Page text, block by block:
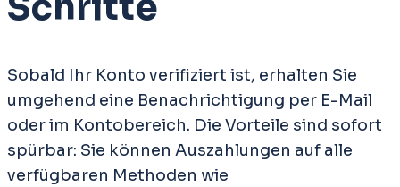
Sobald Ihr Konto verifiziert ist, erhalten Sie
umgehend eine Benachrichtigung per E-Mail
oder im Kontobereich. Die Vorteile sind sofort
spürbar: Sie können Auszahlungen auf alle
verfügbaren Methoden wie